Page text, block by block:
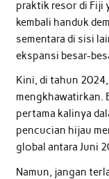
praktik resor di Fiji
kembali handuk
sementara di sisi
ekspansi besar-
Kini, di tahun
mengkhawatirkan.
pertama kalinya
pencucian hijau
global antara Juni
Namun, jangan